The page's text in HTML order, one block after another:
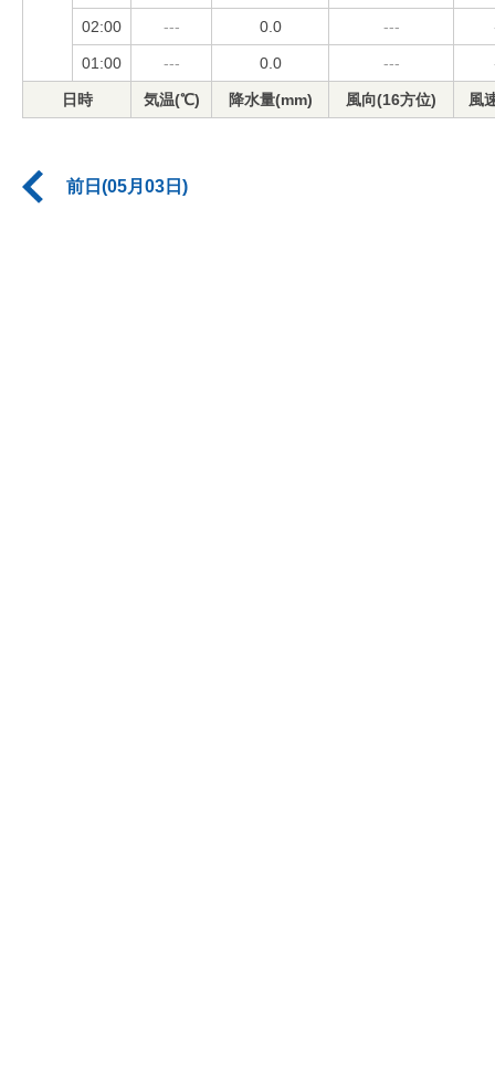
02:00 --- 0.0 ---
01:00 --- 0.0 ---
日時 気温(℃) 降水量(mm) 風向(16方位) 風
前日(05月03日)